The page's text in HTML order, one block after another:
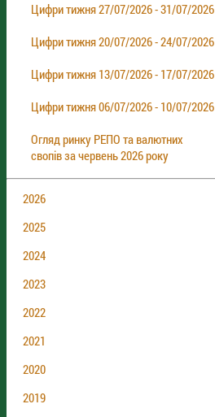
Цифри тижня 27/07/2026 - 31/07/2026
Цифри тижня 20/07/2026 - 24/07/2026
Цифри тижня 13/07/2026 - 17/07/2026
Цифри тижня 06/07/2026 - 10/07/2026
Огляд ринку РЕПО та валютних
свопів за червень 2026 року
2026
2025
2024
2023
2022
2021
2020
2019